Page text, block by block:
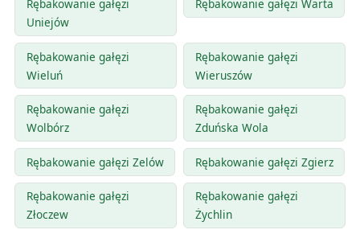
Rębakowanie gałęzi
Uniejów
Rębakowanie gałęzi Warta
Rębakowanie gałęzi
Wieluń
Rębakowanie gałęzi
Wieruszów
Rębakowanie gałęzi
Wolbórz
Rębakowanie gałęzi
Zduńska Wola
Rębakowanie gałęzi Zelów Rębakowanie gałęzi Zgierz
Rębakowanie gałęzi
Złoczew
Rębakowanie gałęzi
Żychlin